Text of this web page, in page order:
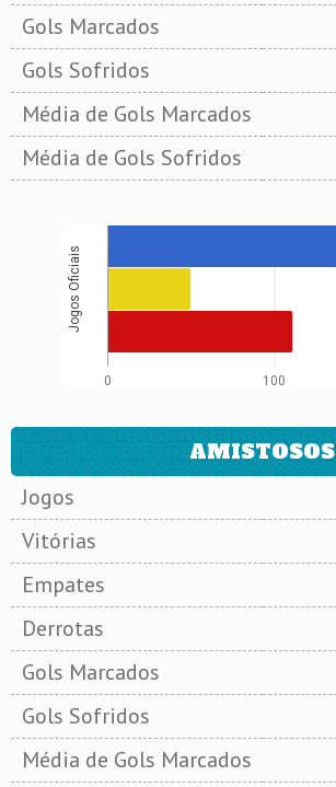
Gols Marcados
Gols Sofridos
Média de Gols Marcados
Média de Gols Sofridos
0 100
Jogos Oficiais
AMISTOSOS
Jogos
Vitórias
Empates
Derrotas
Gols Marcados
Gols Sofridos
Média de Gols Marcados